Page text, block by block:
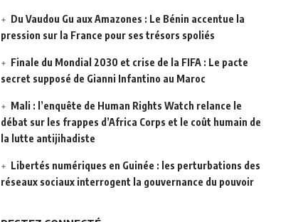
Du Vaudou Gu aux Amazones : Le Bénin accentue la
pression sur la France pour ses trésors spoliés
Finale du Mondial 2030 et crise de la FIFA : Le pacte
secret supposé de Gianni Infantino au Maroc
Mali : l’enquête de Human Rights Watch relance le
débat sur les frappes d’Africa Corps et le coût humain de
la lutte antijihadiste
Libertés numériques en Guinée : les perturbations des
réseaux sociaux interrogent la gouvernance du pouvoir